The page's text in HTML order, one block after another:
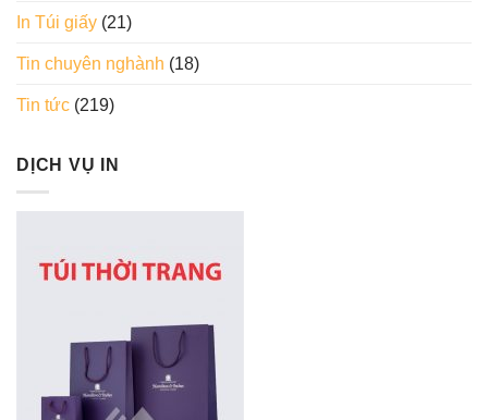
In Túi giấy (21)
Tin chuyên nghành (18)
Tin tức (219)
DỊCH VỤ IN